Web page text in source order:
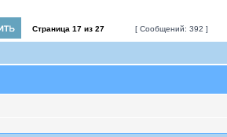
Страница 17 из 27 [ Сообщений: 392 ]